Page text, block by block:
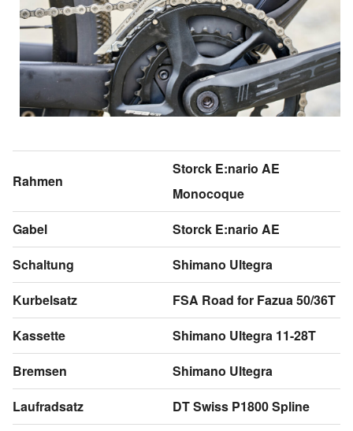
Rahmen
Storck E:nario AE
Monocoque
Gabel
Storck E:nario AE
Schaltung
Shimano Ultegra
Kurbelsatz
FSA Road for Fazua 50/36T
Kassette
Shimano Ultegra 11-28T
Bremsen
Shimano Ultegra
Laufradsatz
DT Swiss P1800 Spline